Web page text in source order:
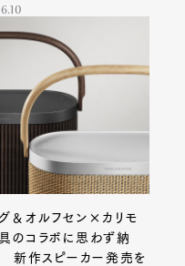
＆オルフセン×カリモ
のコラボに思わず納
新作スピーカー発売を